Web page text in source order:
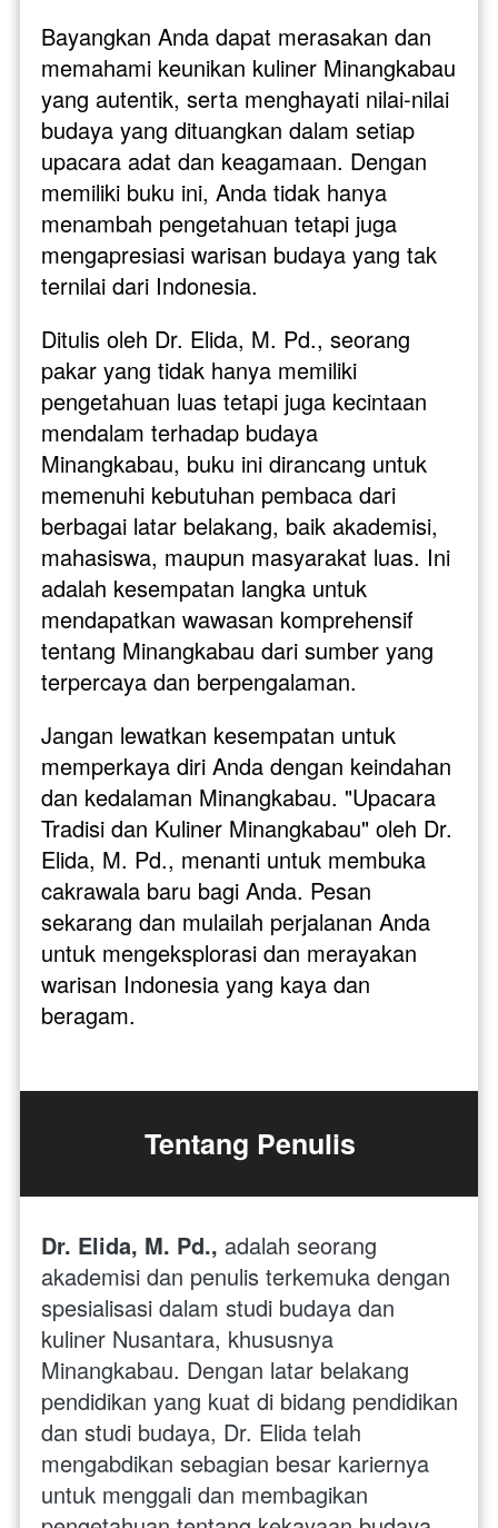
Bayangkan Anda dapat merasakan dan
memahami keunikan kuliner Minangkabau
yang autentik, serta menghayati nilai-nilai
budaya yang dituangkan dalam setiap
upacara adat dan keagamaan. Dengan
memiliki buku ini, Anda tidak hanya
menambah pengetahuan tetapi juga
mengapresiasi warisan budaya yang tak
ternilai dari Indonesia.
Ditulis oleh Dr. Elida, M. Pd., seorang
pakar yang tidak hanya memiliki
pengetahuan luas tetapi juga kecintaan
mendalam terhadap budaya
Minangkabau, buku ini dirancang untuk
memenuhi kebutuhan pembaca dari
berbagai latar belakang, baik akademisi,
mahasiswa, maupun masyarakat luas. Ini
adalah kesempatan langka untuk
mendapatkan wawasan komprehensif
tentang Minangkabau dari sumber yang
terpercaya dan berpengalaman.
Jangan lewatkan kesempatan untuk
memperkaya diri Anda dengan keindahan
dan kedalaman Minangkabau. "Upacara
Tradisi dan Kuliner Minangkabau" oleh Dr.
Elida, M. Pd., menanti untuk membuka
cakrawala baru bagi Anda. Pesan
sekarang dan mulailah perjalanan Anda
untuk mengeksplorasi dan merayakan
warisan Indonesia yang kaya dan
beragam.
Tentang Penulis
Dr. Elida, M. Pd., adalah seorang
akademisi dan penulis terkemuka dengan
spesialisasi dalam studi budaya dan
kuliner Nusantara, khususnya
Minangkabau. Dengan latar belakang
pendidikan yang kuat di bidang pendidikan
dan studi budaya, Dr. Elida telah
mengabdikan sebagian besar kariernya
untuk menggali dan membagikan